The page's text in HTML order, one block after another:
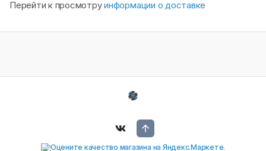
Перейти к просмотруинформации о доставке